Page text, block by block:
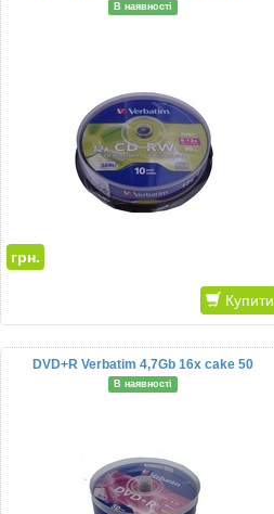
В наявності
грн.
Купити
DVD+R Verbatim 4,7Gb 16x cake 50
В наявності